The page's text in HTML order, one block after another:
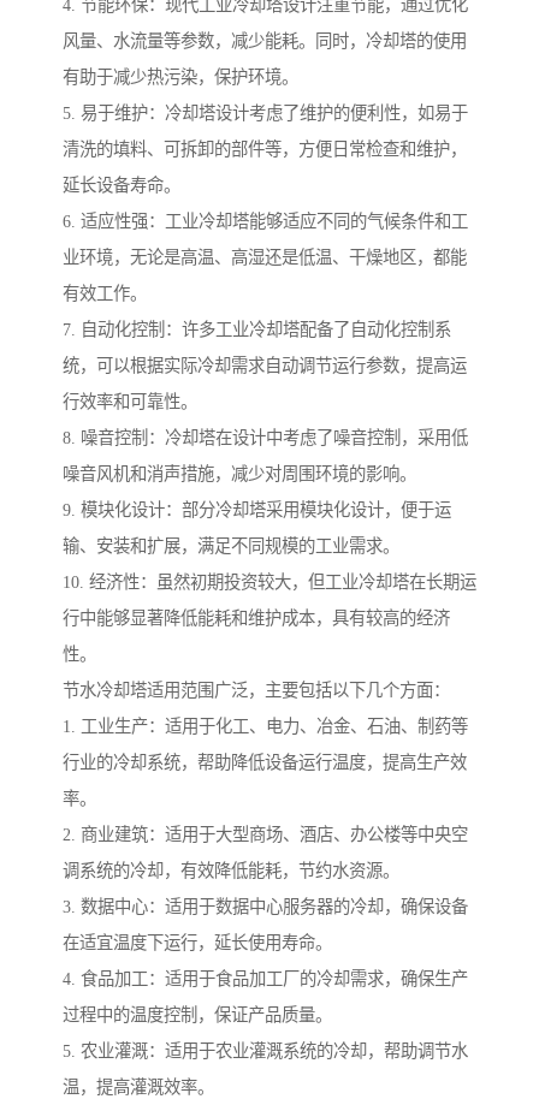
4. 节能环保：现代工业冷却塔设计注重节能，通过优化
风量、水流量等参数，减少能耗。同时，冷却塔的使用
有助于减少热污染，保护环境。
5. 易于维护：冷却塔设计考虑了维护的便利性，如易于
清洗的填料、可拆卸的部件等，方便日常检查和维护，
延长设备寿命。
6. 适应性强：工业冷却塔能够适应不同的气候条件和工
业环境，无论是高温、高湿还是低温、干燥地区，都能
有效工作。
7. 自动化控制：许多工业冷却塔配备了自动化控制系
统，可以根据实际冷却需求自动调节运行参数，提高运
行效率和可靠性。
8. 噪音控制：冷却塔在设计中考虑了噪音控制，采用低
噪音风机和消声措施，减少对周围环境的影响。
9. 模块化设计：部分冷却塔采用模块化设计，便于运
输、安装和扩展，满足不同规模的工业需求。
10. 经济性：虽然初期投资较大，但工业冷却塔在长期运
行中能够显著降低能耗和维护成本，具有较高的经济
性。
节水冷却塔适用范围广泛，主要包括以下几个方面：
1. 工业生产：适用于化工、电力、冶金、石油、制药等
行业的冷却系统，帮助降低设备运行温度，提高生产效
率。
2. 商业建筑：适用于大型商场、酒店、办公楼等中央空
调系统的冷却，有效降低能耗，节约水资源。
3. 数据中心：适用于数据中心服务器的冷却，确保设备
在适宜温度下运行，延长使用寿命。
4. 食品加工：适用于食品加工厂的冷却需求，确保生产
过程中的温度控制，保证产品质量。
5. 农业灌溉：适用于农业灌溉系统的冷却，帮助调节水
温，提高灌溉效率。